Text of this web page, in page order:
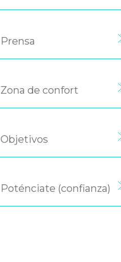
Prensa
Zona de confort
Objetivos
Poténciate (confianza)